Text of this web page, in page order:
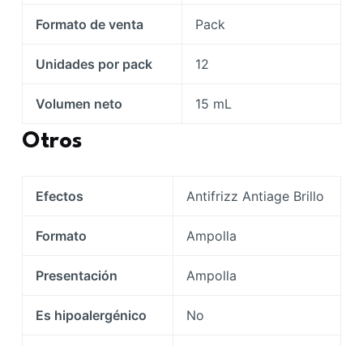
Formato de venta Pack
Unidades por pack 12
Volumen neto 15 mL
Otros
Efectos Antifrizz Antiage Brillo
Formato Ampolla
Presentación Ampolla
Es hipoalergénico No